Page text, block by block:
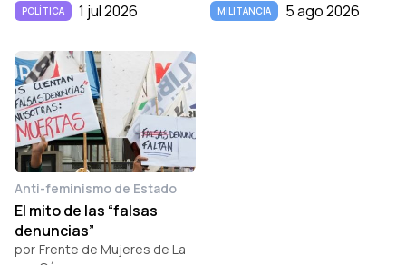
POLÍTICA 1 jul 2026 MILITANCIA 5 ago 2026
Anti-feminismo de Estado
El mito de las “falsas
denuncias”
por Frente de Mujeres de La